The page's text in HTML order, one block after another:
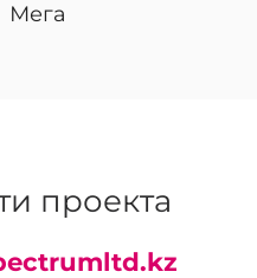
Мега
проекта